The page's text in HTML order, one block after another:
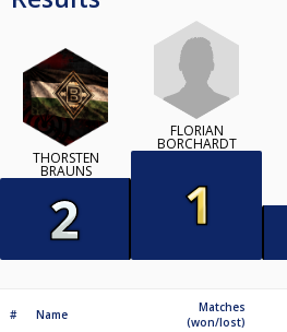
THORSTEN
BRAUNS
FLORIAN
BORCHARDT
# Name
Matches
(won/lost)